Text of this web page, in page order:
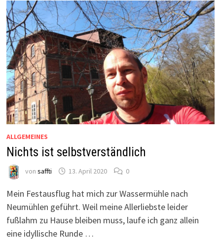
ALLGEMEINES
Nichts ist selbstverständlich
von saffti 13. April 2020 0
Mein Festausflug hat mich zur Wassermühle nach
Neumühlen geführt. Weil meine Allerliebste leider
fußlahm zu Hause bleiben muss, laufe ich ganz allein
eine idyllische Runde …